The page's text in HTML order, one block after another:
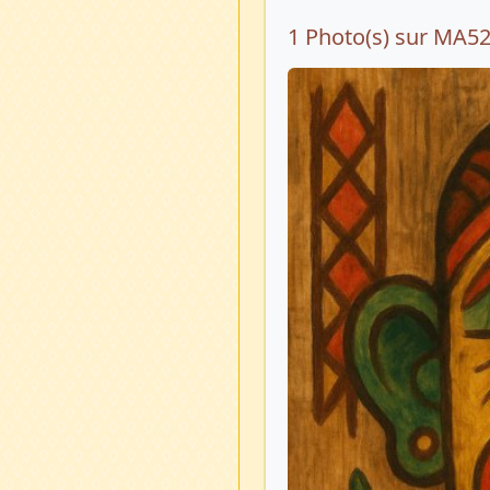
1 Photo(s) sur